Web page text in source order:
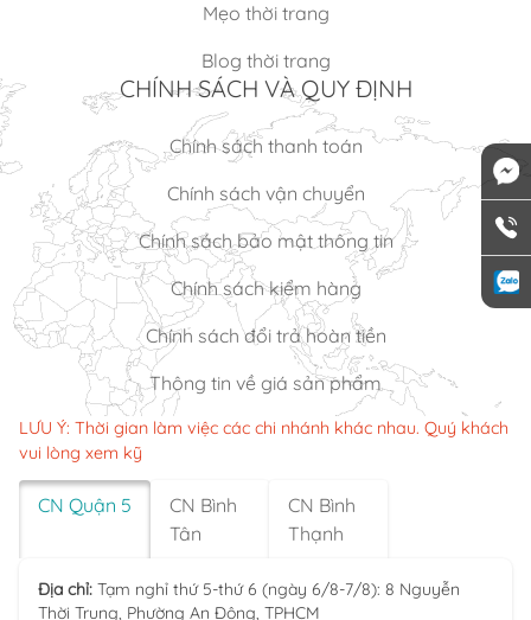
Mẹo thời trang
Blog thời trang
CHÍNH SÁCH VÀ QUY ĐỊNH
Chính sách thanh toán
Chính sách vận chuyển
Chính sách bảo mật thông tin
Chính sách kiểm hàng
Chính sách đổi trả hoàn tiền
Thông tin về giá sản phẩm
LƯU Ý: Thời gian làm việc các chi nhánh khác nhau. Quý khách
vui lòng xem kỹ
CN Quận 5
CN Bình
Tân
CN Bình
Thạnh
Địa chỉ: Tạm nghỉ thứ 5-thứ 6 (ngày 6/8-7/8): 8 Nguyễn
Thời Trung, Phường An Đông, TPHCM